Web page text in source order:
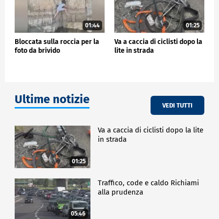
01:44
Bloccata sulla roccia per la
foto da brivido
01:25
Va a caccia di ciclisti dopo la
lite in strada
Ultime notizie VEDI TUTTI
01:25
Va a caccia di ciclisti dopo la lite
in strada
05:46
Traffico, code e caldo Richiami
alla prudenza